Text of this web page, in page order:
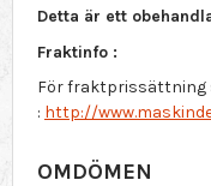
Detta är ett
Fraktinfo :
För fraktprissättning
: http://
OMDÖMEN